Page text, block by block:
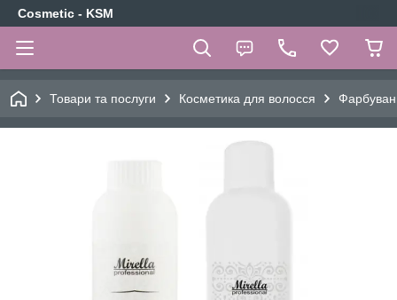
Cosmetic - KSM
Товари та послуги Косметика для волосся